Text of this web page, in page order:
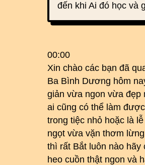
đến khi Ai đó học và
00:00
Xin chào các bạn đã
Ba Bình Dương hôm
giản vừa ngon vừa đẹp
ai cũng có thể làm
trong tiệc nhỏ hoặc là
ngọt vừa vặn thơm
thì rất Bắt luôn nào hãy
heo cuồn thật ngon và